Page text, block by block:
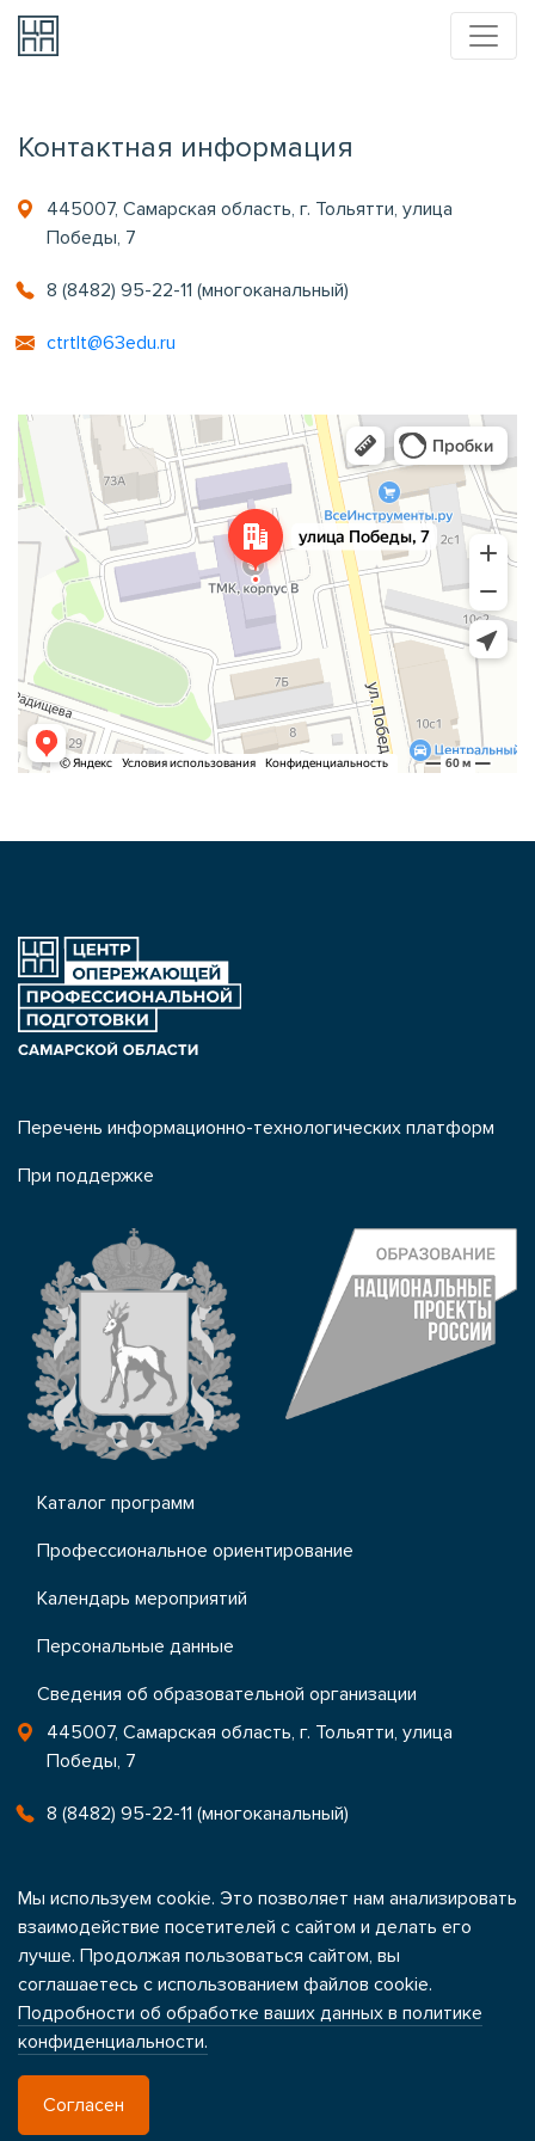
Контактная информация
445007, Самарская область, г. Тольятти, улица
Победы, 7
8 (8482) 95-22-11 (многоканальный)
ctrtlt@63edu.ru
Мы используем cookie. Это позволяет нам анализировать
взаимодействие посетителей с сайтом и делать его
лучше. Продолжая пользоваться сайтом, вы
соглашаетесь с использованием файлов cookie.
Подробности об обработке ваших данных в политике
конфиденциальности.
Согласен
Перечень информационно-технологических платформ
При поддержке
Каталог программ
Профессиональное ориентирование
Календарь мероприятий
Персональные данные
Сведения об образовательной организации
445007, Самарская область, г. Тольятти, улица
Победы, 7
8 (8482) 95-22-11 (многоканальный)
Контакты
Написать в техническую поддержку